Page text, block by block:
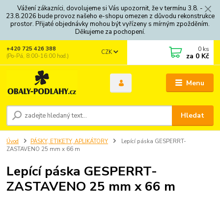
Vážení zákazníci, dovolujeme si Vás upozornit, že v termínu 3.8. -
23.8.2026 bude provoz našeho e-shopu omezen z důvodu rekonstrukce
prostor. Přijaté objednávky mohou být vyřízeny s mírným zpožděním.
Děkujeme za pochopení.
Menu
CZK
Hledat
+420 725 426 388
(Po-Pá, 8:00-16:00 hod.)
0 ks
za 0 Kč
Úvod PÁSKY, ETIKETY, APLIKÁTORY
Lepící páska GESPERRT-
ZASTAVENO 25 mm x 66 m
Lepící páska GESPERRT-
ZASTAVENO 25 mm x 66 m